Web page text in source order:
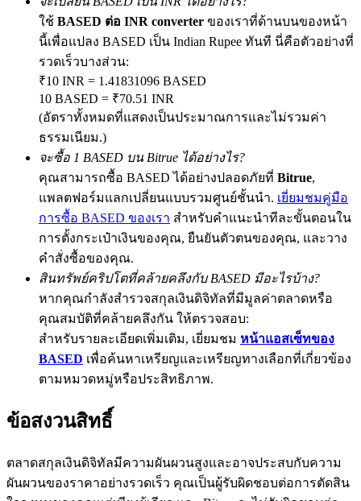
Exclusive for BitMart Users
Register & Trade to Win 500,000 USDT
Precious Metals Trading Carnival
Trade Gold & Silver · 33,333 USDT Bonus
USDT New User Exclusive 10% APR
USDT Flexible Staking | Daily Rewards
BTC New User Exclusive: 6.5% APR
BTC Flexible Staking | Daily Rewards
ใช้ BASED ต่อ INR converter ของเราที่ด้านบนของหน้า
นี้เพื่อแปลง BASED เป็น Indian Rupee ทันที นี่คือตัวอย่างที่
รวดเร็วบางส่วน:
₹10 INR = 1.41831096 BASED
10 BASED = ₹70.51 INR
(อัตราทั้งหมดที่แสดงเป็นประมาณการและไม่รวมค่า
ธรรมเนียม.)
จะซื้อ 1 BASED บน Bitrue ได้อย่างไร?
คุณสามารถซื้อ BASED ได้อย่างปลอดภัยที่ Bitrue,
แพลตฟอร์มแลกเปลี่ยนแบบรวมศูนย์ชั้นนำ. เยี่ยมชมคู่มือ
การซื้อ BASED ของเรา สำหรับคำแนะนำทีละขั้นตอนใน
การตั้งกระเป๋าเงินของคุณ, ยืนยันตัวตนของคุณ, และวาง
คำสั่งซื้อของคุณ.
สินทรัพย์คริปโตที่คล้ายคลึงกับ BASED มีอะไรบ้าง?
หากคุณกำลังสำรวจสกุลเงินดิจิทัลที่มีมูลค่าตลาดหรือ
คุณสมบัติที่คล้ายคลึงกัน ให้ตรวจสอบ:
สำหรับรายละเอียดเพิ่มเติม, เยี่ยมชม หน้าแอสเซ็ทของ
BASED เพื่อค้นหาเหรียญและเหรียญทางเลือกที่เกี่ยวข้อง
ตามหมวดหมู่หรือประสิทธิภาพ.
ข้อสงวนสิทธิ์
ตลาดสกุลเงินดิจิทัลมีความผันผวนสูงและอาจประสบกับความ
ผันผวนของราคาอย่างรวดเร็ว คุณเป็นผู้รับผิดชอบต่อการตัดสิน